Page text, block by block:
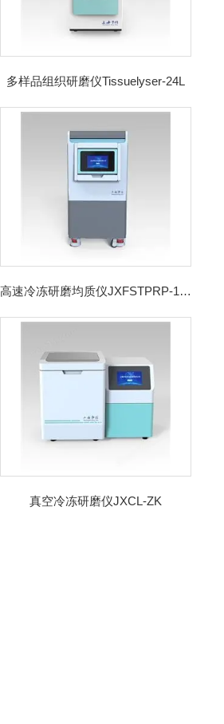
多样品组织研磨仪Tissuelyser-24L
高速冷冻研磨均质仪JXFSTPRP-192CL
真空冷冻研磨仪JXCL-ZK